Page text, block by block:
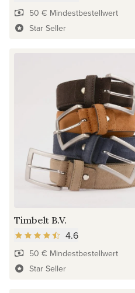
50 € Mindestbestellwert
Star Seller
Timbelt B.V.
4.6
50 € Mindestbestellwert
Star Seller